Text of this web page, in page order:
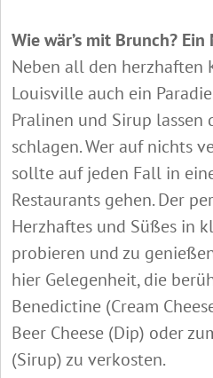
Wie wär’s mit Brunch?
Neben all den herzhaften
Louisville auch ein
Pralinen und Sirup lassen
schlagen. Wer auf nichts
sollte auf jeden Fall in
Restaurants gehen. Der
Herzhaftes und Süßes in
probieren und zu
hier Gelegenheit, die
Benedictine (Cream
Beer Cheese (Dip) oder
(Sirup) zu verkosten.